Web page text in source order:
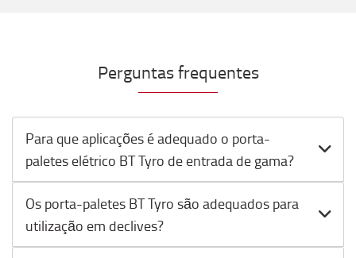
Perguntas frequentes
Para que aplicações é adequado o porta-
paletes elétrico BT Tyro de entrada de gama?
Os porta-paletes BT Tyro são adequados para
utilização em declives?